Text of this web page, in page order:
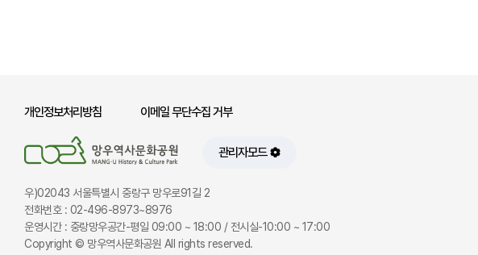
개인정보처리방침 이메일 무단수집 거부
관리자모드
우)02043 서울특별시 중랑구 망우로91길 2
전화번호 : 02-496-8973~8976
운영시간 : 중랑망우공간-평일 09:00 ~ 18:00 / 전시실-10:00 ~ 17:00
Copyright © 망우역사문화공원 All rights reserved.